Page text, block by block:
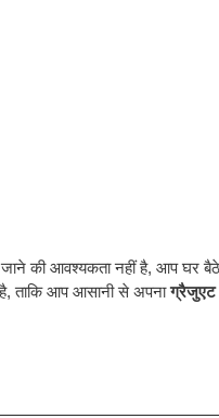
की आवश्यकता नहीं है, आप घर
ताकि आप आसानी से अपनाग्रैजुएट